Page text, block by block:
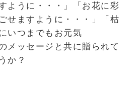
ように・・・」「お花に彩
せますように・・・」「枯
いつまでもお元気
メッセージと共に贈られて
か？